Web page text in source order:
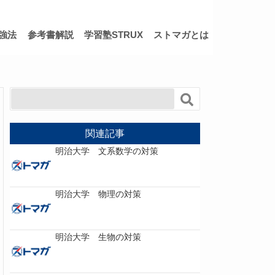
法 参考書解説 学習塾STRUX ストマガとは
関連記事
明治大学 文系数学の対策
明治大学 物理の対策
明治大学 生物の対策